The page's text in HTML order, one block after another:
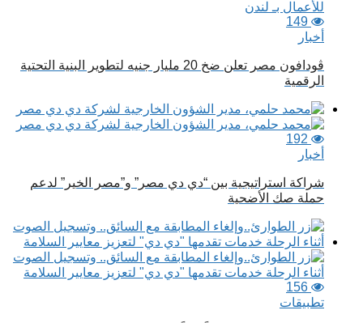
149
أخبار
ڤودافون مصر تعلن ضخ 20 مليار جنيه لتطوير البنية التحتية
الرقمية
192
أخبار
شراكة استراتيجية بين “دي دي مصر” و”مصر الخير” لدعم
حملة صك الأضحية
156
تطبيقات